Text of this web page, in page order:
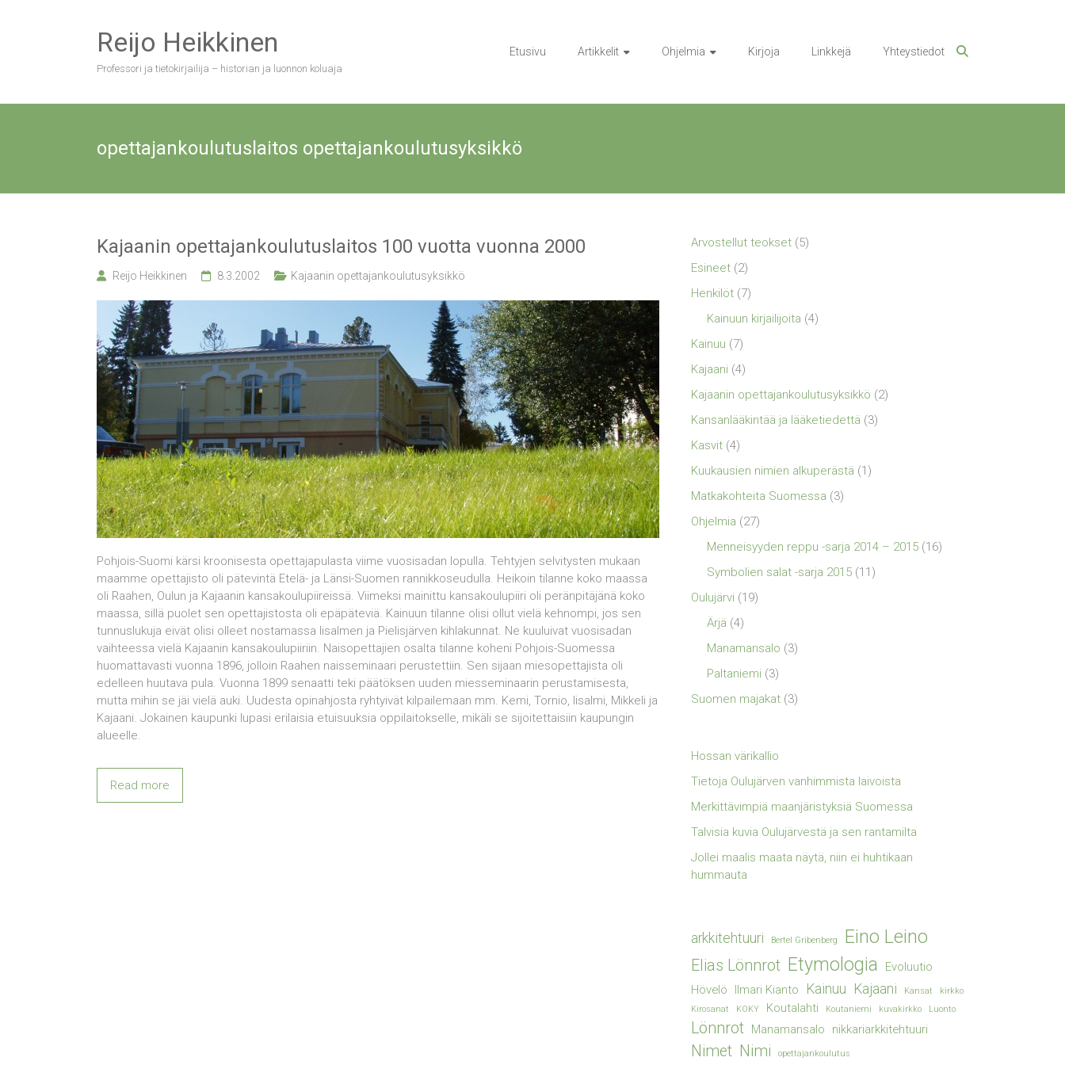
Reijo Heikkinen
Professori ja tietokirjailija – historian ja luonnon koluaja
Etusivu Artikkelit Ohjelmia Kirjoja Linkkejä Yhteystiedot
opettajankoulutuslaitos opettajankoulutusyksikkö
Kajaanin opettajankoulutuslaitos 100 vuotta vuonna 2000
Reijo Heikkinen 8.3.2002 Kajaanin opettajankoulutusyksikkö
Pohjois-Suomi kärsi kroonisesta opettajapulasta viime vuosisadan lopulla. Tehtyjen selvitysten mukaan
maamme opettajisto oli pätevintä Etelä- ja Länsi-Suomen rannikkoseudulla. Heikoin tilanne koko maassa
oli Raahen, Oulun ja Kajaanin kansakoulupiireissä. Viimeksi mainittu kansakoulupiiri oli peränpitäjänä koko
maassa, sillä puolet sen opettajistosta oli epäpäteviä. Kainuun tilanne olisi ollut vielä kehnompi, jos sen
tunnuslukuja eivät olisi olleet nostamassa Iisalmen ja Pielisjärven kihlakunnat. Ne kuuluivat vuosisadan
vaihteessa vielä Kajaanin kansakoulupiiriin. Naisopettajien osalta tilanne koheni Pohjois-Suomessa
huomattavasti vuonna 1896, jolloin Raahen naisseminaari perustettiin. Sen sijaan miesopettajista oli
edelleen huutava pula. Vuonna 1899 senaatti teki päätöksen uuden miesseminaarin perustamisesta,
mutta mihin se jäi vielä auki. Uudesta opinahjosta ryhtyivät kilpailemaan mm. Kemi, Tornio, Iisalmi, Mikkeli ja
Kajaani. Jokainen kaupunki lupasi erilaisia etuisuuksia oppilaitokselle, mikäli se sijoitettaisiin kaupungin
alueelle.
Read more
Arvostellut teokset (5)
Esineet (2)
Henkilöt (7)
Kainuun kirjailijoita (4)
Kainuu (7)
Kajaani (4)
Kajaanin opettajankoulutusyksikkö (2)
Kansanlääkintää ja lääketiedettä (3)
Kasvit (4)
Kuukausien nimien alkuperästä (1)
Matkakohteita Suomessa (3)
Ohjelmia (27)
Menneisyyden reppu -sarja 2014 – 2015 (16)
Symbolien salat -sarja 2015 (11)
Oulujärvi (19)
Ärjä (4)
Manamansalo (3)
Paltaniemi (3)
Suomen majakat (3)
Hossan värikallio
Tietoja Oulujärven vanhimmista laivoista
Merkittävimpiä maanjäristyksiä Suomessa
Talvisia kuvia Oulujärvestä ja sen rantamilta
Jollei maalis maata näytä, niin ei huhtikaan
hummauta
arkkitehtuuri Bertel Gribenberg Eino Leino
Elias Lönnrot Etymologia
Evoluutio
Hövelö
Ilmari Kianto Kainuu Kajaani Kansat
kirkko
Kirosanat
KOKY Koutalahti Koutaniemi kuvakirkko Luonto
Lönnrot Manamansalo nikkariarkkitehtuuri
Nimet Nimi opettajankoulutus